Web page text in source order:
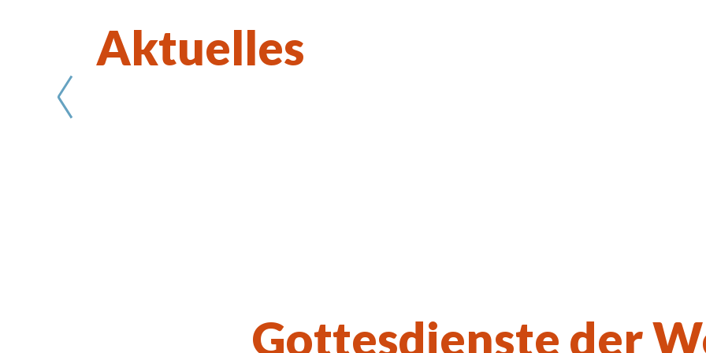
Aktuelles
Gottesdienste der